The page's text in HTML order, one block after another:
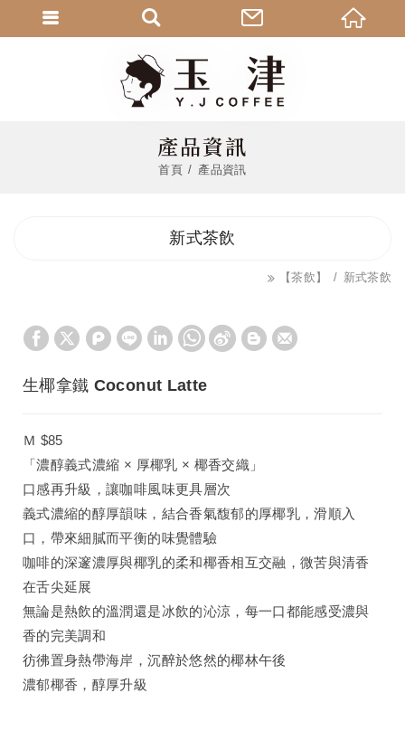
產品資訊
首頁 產品資訊
新式茶飲
【茶飲】 新式茶飲
生椰拿鐵 Coconut Latte
Ｍ $85
「濃醇義式濃縮 × 厚椰乳 × 椰香交織」
口感再升級，讓咖啡風味更具層次
義式濃縮的醇厚韻味，結合香氣馥郁的厚椰乳，滑順入
口，帶來細膩而平衡的味覺體驗
咖啡的深邃濃厚與椰乳的柔和椰香相互交融，微苦與清香
在舌尖延展
無論是熱飲的溫潤還是冰飲的沁涼，每一口都能感受濃與
香的完美調和
彷彿置身熱帶海岸，沉醉於悠然的椰林午後
濃郁椰香，醇厚升級